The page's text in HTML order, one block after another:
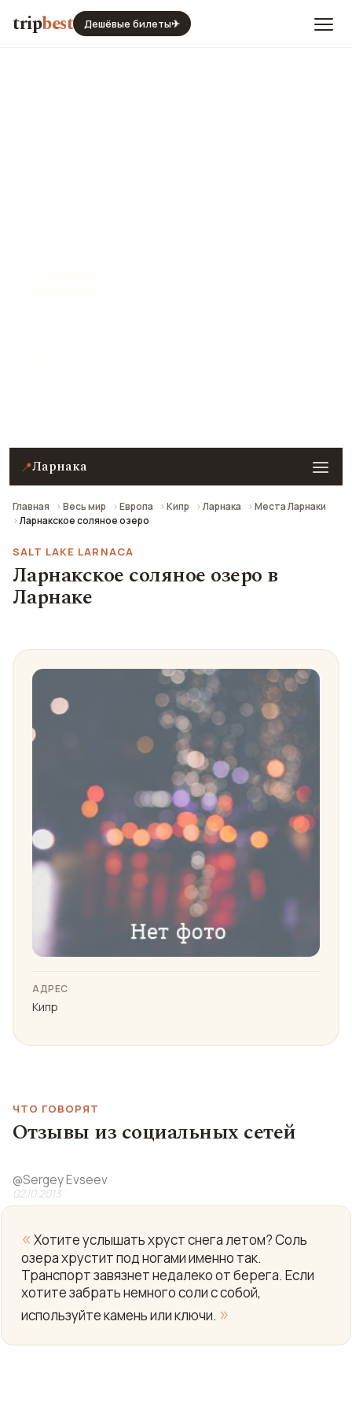
tripbest Дешёвые билеты✈
📍Ларнака
Главная Весь мир Европа Кипр Ларнака
Места Ларнаки
Ларнакское соляное озеро
SALT LAKE LARNACA
Ларнакское соляное озеро в
Ларнаке
АДРЕС
Кипр
ЧТО ГОВОРЯТ
Отзывы из социальных сетей
@Sergey Evseev
02.10.2013
« Хотите услышать хруст снега летом? Соль
озера хрустит под ногами именно так.
Транспорт завязнет недалеко от берега. Если
хотите забрать немного соли с собой,
используйте камень или ключи. »